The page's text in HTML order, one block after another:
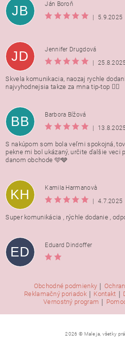
JB
Ján Boroň
|
5.9.2025
JD
Jennifer Drugdová
|
25.8.2025
Skvela komunikacia, naozaj rychle
najvyhodnejsia takze za mna tip-top 👍🏻
BB
Barbora Bížová
|
13.8.2025
S nakúpom som bola veľmi spokojná,
pekne mi bol ukázaný, určite ďalšie veci
danom obchode 🩵🩶
KH
Kamila Harmanovà
|
4.7.2025
Super komunikácia , rýchle dodanie ,
ED Eduard Dindoffer
Obchodné podmienky |
Reklamačný poriadok | Kontakt |
Vernostný program |
2026 © Male ja, všetky